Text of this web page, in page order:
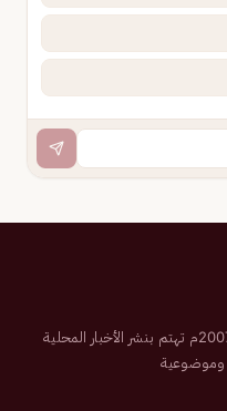
صحيفة إلكترونية سعودية تم تأسيسها عام 2007م تهتم بنشر الأخبار المحلية
وموضوعية